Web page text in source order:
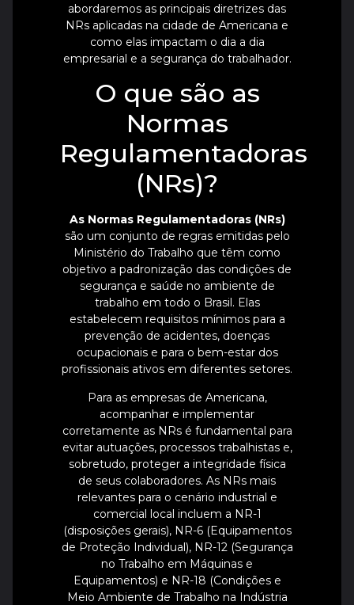
abordaremos as principais diretrizes das
NRs aplicadas na cidade de Americana e
como elas impactam o dia a dia
empresarial e a segurança do trabalhador.
O que são as
Normas
Regulamentadoras
(NRs)?
As Normas Regulamentadoras (NRs)
são um conjunto de regras emitidas pelo
Ministério do Trabalho que têm como
objetivo a padronização das condições de
segurança e saúde no ambiente de
trabalho em todo o Brasil. Elas
estabelecem requisitos mínimos para a
prevenção de acidentes, doenças
ocupacionais e para o bem-estar dos
profissionais ativos em diferentes setores.
Para as empresas de Americana,
acompanhar e implementar
corretamente as NRs é fundamental para
evitar autuações, processos trabalhistas e,
sobretudo, proteger a integridade física
de seus colaboradores. As NRs mais
relevantes para o cenário industrial e
comercial local incluem a NR-1
(disposições gerais), NR-6 (Equipamentos
de Proteção Individual), NR-12 (Segurança
no Trabalho em Máquinas e
Equipamentos) e NR-18 (Condições e
Meio Ambiente de Trabalho na Indústria